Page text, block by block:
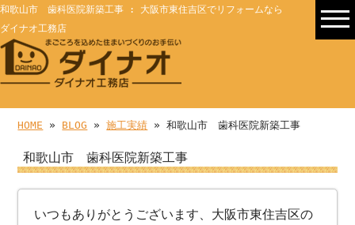
和歌山市 歯科医院新築工事 : 大阪市東住吉区でリフォームなら
ダイナオ工務店
HOME » BLOG »施工実績 » 和歌山市 歯科医院新築工事
和歌山市 歯科医院新築工事
いつもありがとうございます、大阪市東住吉区の